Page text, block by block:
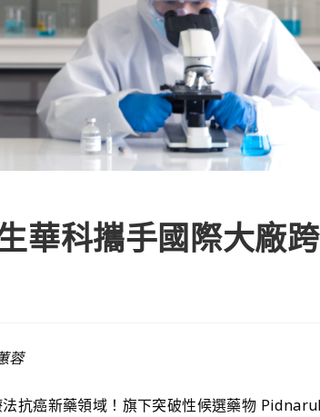
華科攜手國際大廠
蓉
抗癌新藥領域！旗下突破性候選藥物